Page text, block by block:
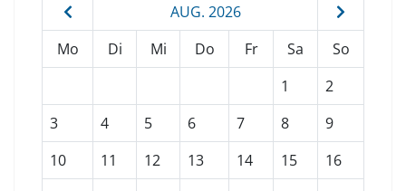
AUG. 2026
Mo
Di Mi Do Fr Sa
So
1
2
3
4 5 6 7 8
9
10
11 12 13 14 15
16